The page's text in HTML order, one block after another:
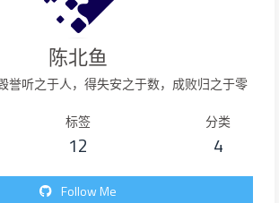
陈北鱼
誉听之于人，得失安之于数，成败归之于零
标签
12
分类
4
Follow Me